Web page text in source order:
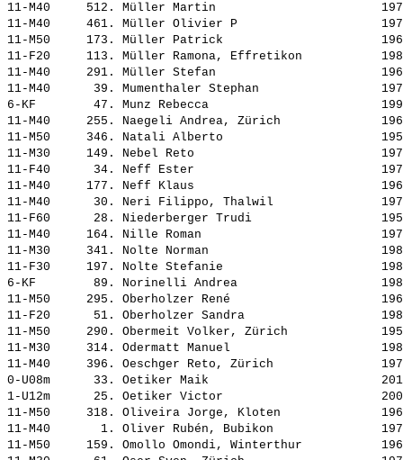
11-M40     512. Müller Martin
11-M40     461. Müller Olivier P
11-M50     173. Müller Patrick
11-F20     113. Müller Ramona, Effretikon
11-M40     291. Müller Stefan
11-M40      39. Mumenthaler Stephan
6-KF        47. Munz Rebecca
11-M40     255. Naegeli Andrea, Zürich
11-M50     346. Natali Alberto
11-M30     149. Nebel Reto
11-F40      34. Neff Ester
11-M40     177. Neff Klaus
11-M40      30. Neri Filippo, Thalwil
11-F60      28. Niederberger Trudi
11-M40     164. Nille Roman
11-M30     341. Nolte Norman
11-F30     197. Nolte Stefanie
6-KF        89. Norinelli Andrea
11-M50     295. Oberholzer René
11-F20      51. Oberholzer Sandra
11-M50     290. Obermeit Volker, Zürich
11-M30     314. Odermatt Manuel
11-M40     396. Oeschger Reto, Zürich
0-U08m      33. Oetiker Maik
1-U12m      25. Oetiker Victor
11-M50     318. Oliveira Jorge, Kloten
11-M40       1. Oliver Rubén, Bubikon
11-M50     159. Omollo Omondi, Winterthur